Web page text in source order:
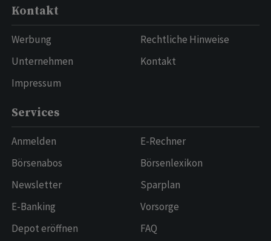
Kontakt
Werbung
Unternehmen
Impressum
Rechtliche Hinweise
Kontakt
Services
Anmelden
Börsenabos
Newsletter
E-Banking
Depot eröffnen
E-Rechner
Börsenlexikon
Sparplan
Vorsorge
FAQ